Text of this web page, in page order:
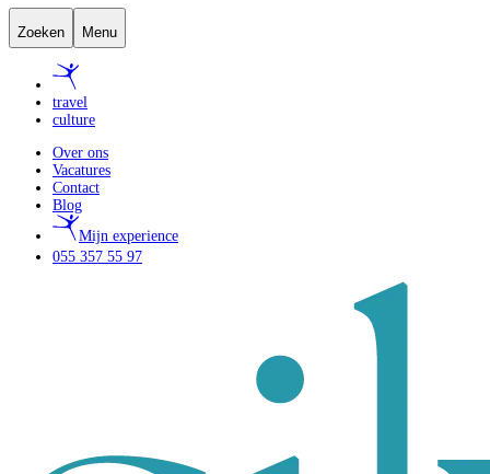
Zoeken Menu
travel
culture
Over ons
Vacatures
Contact
Blog
Mijn experience
055 357 55 97